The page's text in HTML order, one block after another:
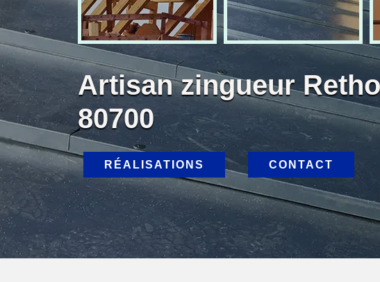
Artisan zingueur
80700
RÉALISATIONS CONTACT